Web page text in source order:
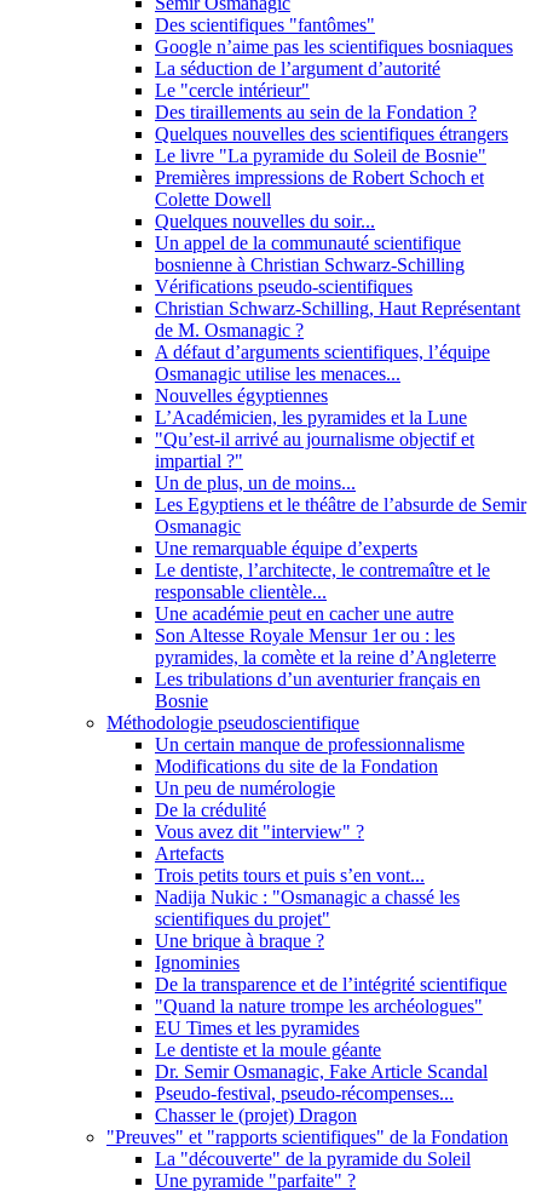
Des scientifiques "fantômes"
Google n’aime pas les scientifiques bosniaques
La séduction de l’argument d’autorité
Le "cercle intérieur"
Des tiraillements au sein de la Fondation ?
Quelques nouvelles des scientifiques étrangers
Le livre "La pyramide du Soleil de Bosnie"
Premières impressions de Robert Schoch et
Colette Dowell
Quelques nouvelles du soir...
Un appel de la communauté scientifique
bosnienne à Christian Schwarz-Schilling
Vérifications pseudo-scientifiques
Christian Schwarz-Schilling, Haut Représentant
de M. Osmanagic ?
A défaut d’arguments scientifiques, l’équipe
Osmanagic utilise les menaces...
Nouvelles égyptiennes
L’Académicien, les pyramides et la Lune
"Qu’est-il arrivé au journalisme objectif et
impartial ?"
Un de plus, un de moins...
Les Egyptiens et le théâtre de l’absurde de Semir
Osmanagic
Une remarquable équipe d’experts
Le dentiste, l’architecte, le contremaître et le
responsable clientèle...
Une académie peut en cacher une autre
Son Altesse Royale Mensur 1er ou : les
pyramides, la comète et la reine d’Angleterre
Les tribulations d’un aventurier français en
Bosnie
Méthodologie pseudoscientifique
Un certain manque de professionnalisme
Modifications du site de la Fondation
Un peu de numérologie
De la crédulité
Vous avez dit "interview" ?
Artefacts
Trois petits tours et puis s’en vont...
Nadija Nukic : "Osmanagic a chassé les
scientifiques du projet"
Une brique à braque ?
Ignominies
De la transparence et de l’intégrité scientifique
"Quand la nature trompe les archéologues"
EU Times et les pyramides
Le dentiste et la moule géante
Dr. Semir Osmanagic, Fake Article Scandal
Pseudo-festival, pseudo-récompenses...
Chasser le (projet) Dragon
"Preuves" et "rapports scientifiques" de la Fondation
La "découverte" de la pyramide du Soleil
Une pyramide "parfaite" ?